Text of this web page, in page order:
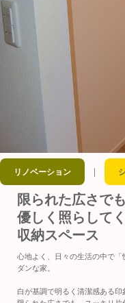
リノベーション ｜
限られた広さで
優しく照らして
収納スペース
心地よく、日々の生活の中で
ダンな家。
白が基調で明るく清潔感ある印